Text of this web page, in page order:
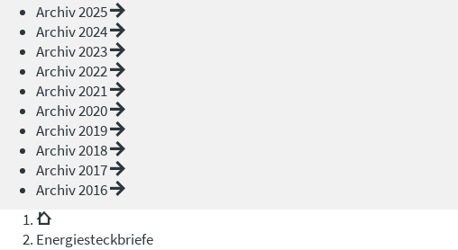
Archiv 2025
Archiv 2024
Archiv 2023
Archiv 2022
Archiv 2021
Archiv 2020
Archiv 2019
Archiv 2018
Archiv 2017
Archiv 2016
Energiesteckbriefe